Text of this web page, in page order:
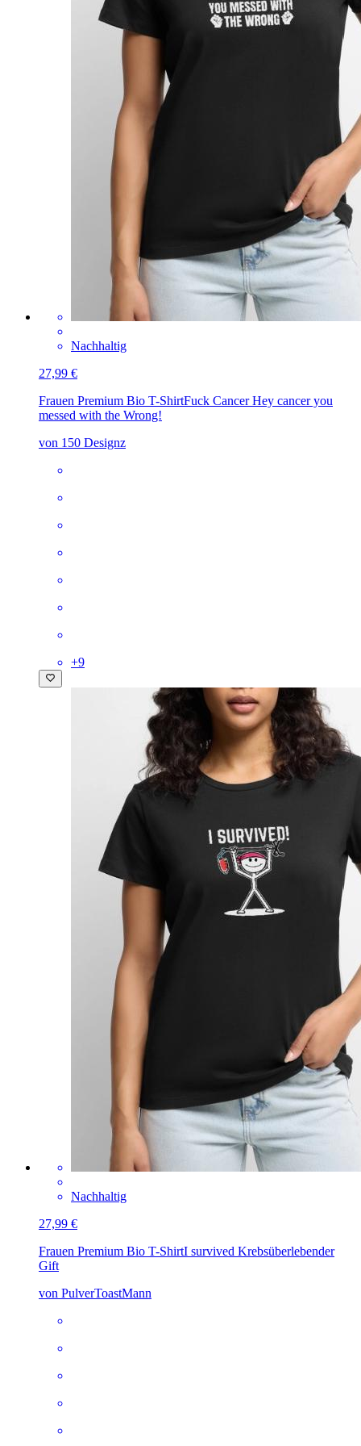
Nachhaltig
27,99 €
Frauen Premium Bio T-ShirtFuck Cancer Hey cancer you
messed with the Wrong!
von 150 Designz
+9
Nachhaltig
27,99 €
Frauen Premium Bio T-ShirtI survived Krebsüberlebender
Gift
von PulverToastMann